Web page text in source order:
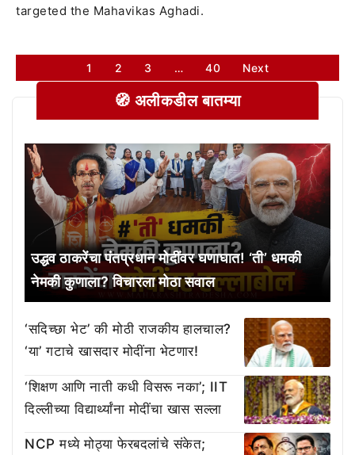
targeted the Mahavikas Aghadi.
1 2 3 … 40 Next
🧭 अलीकडील बातम्या
उद्धव ठाकरेंचा पंतप्रधान मोदींवर घणाघात! ‘ती’ धमकी
नेमकी कुणाला? विचारला मोठा सवाल
‘सदिच्छा भेट’ की मोठी राजकीय हालचाल?
‘या’ गटाचे खासदार मोदींना भेटणार!
‘शिक्षण आणि नाती कधी विसरू नका’; IIT
दिल्लीच्या विद्यार्थ्यांना मोदींचा खास सल्ला
NCP मध्ये मोठ्या फेरबदलांचे संकेत;